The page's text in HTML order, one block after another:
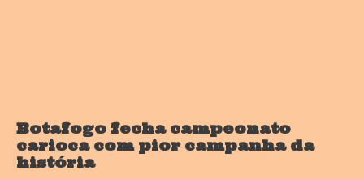
Botafogo fecha campeonato
carioca com pior campanha da
história